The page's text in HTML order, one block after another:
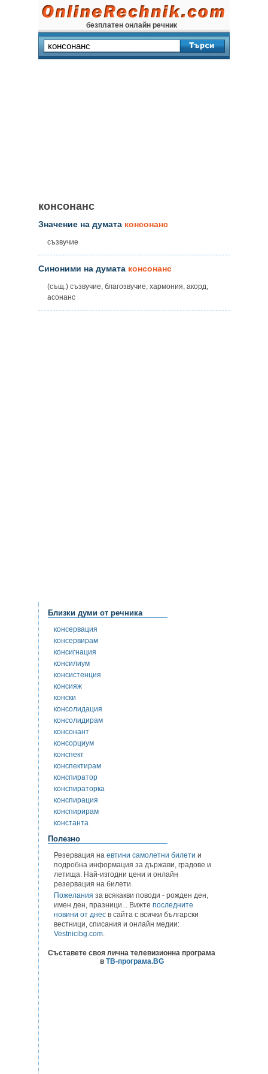
безплатен онлайн речник
консонанс
Значение на думата консонанс
съзвучие
Синоними на думата консонанс
(същ.) съзвучие, благозвучие, хармония, акорд,
асонанс
Близки думи от речника
консервация
консервирам
консигнация
консилиум
консистенция
консияж
конски
консолидация
консолидирам
консонант
консорциум
конспект
конспектирам
конспиратор
конспираторка
конспирация
конспирирам
константа
Полезно
Резервация на евтини самолетни билети и
подробна информация за държави, градове и
летища. Най-изгодни цени и онлайн
резервация на билети.
Пожелания за всякакви поводи - рожден ден,
имен ден, празници... Вижте последните
новини от днес в сайта с всички български
вестници, списания и онлайн медии:
Vestnicibg.com.
Съставете своя лична телевизионна програма
в ТВ-програма.BG